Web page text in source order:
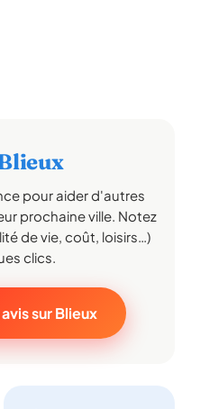
pour aider d'autres
prochaine ville. Notez
de vie, coût, loisirs…)
clics.
sur Blieux